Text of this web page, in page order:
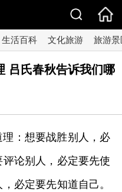
生活百科 文化旅游 旅游景
吕氏春秋告诉我们哪
理：想要战胜别人，必
论别人，必定要先使
必定要先知道自己。